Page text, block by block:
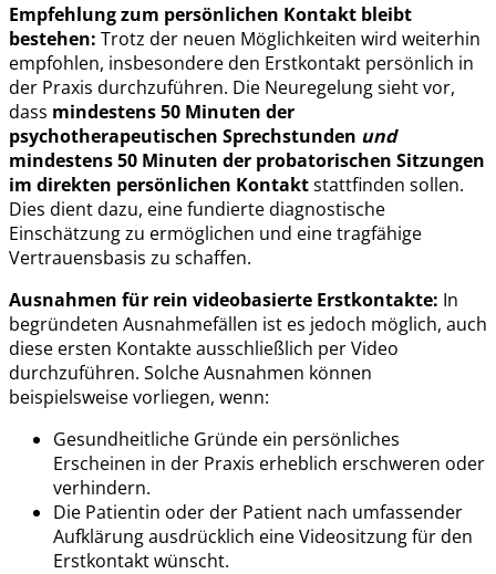
Empfehlung zum persönlichen Kontakt bleibt
bestehen: Trotz der neuen Möglichkeiten wird weiterhin
empfohlen, insbesondere den Erstkontakt persönlich in
der Praxis durchzuführen. Die Neuregelung sieht vor,
dass mindestens 50 Minuten der
psychotherapeutischen Sprechstunden und
mindestens 50 Minuten der probatorischen Sitzungen
im direkten persönlichen Kontaktstattfinden sollen.
Dies dient dazu, eine fundierte diagnostische
Einschätzung zu ermöglichen und eine tragfähige
Vertrauensbasis zu schaffen.
Ausnahmen für rein videobasierte Erstkontakte: In
begründeten Ausnahmefällen ist es jedoch möglich, auch
diese ersten Kontakte ausschließlich per Video
durchzuführen. Solche Ausnahmen können
beispielsweise vorliegen, wenn:
Gesundheitliche Gründe ein persönliches
Erscheinen in der Praxis erheblich erschweren oder
verhindern.
Die Patientin oder der Patient nach umfassender
Aufklärung ausdrücklich eine Videositzung für den
Erstkontakt wünscht.